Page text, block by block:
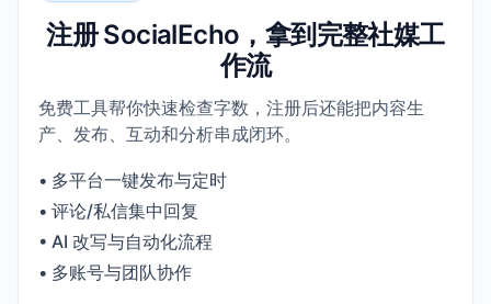
注册 SocialEcho，拿到完整社媒工
作流
免费工具帮你快速检查字数，注册后还能把内容生
产、发布、互动和分析串成闭环。
• 多平台一键发布与定时
• 评论/私信集中回复
• AI 改写与自动化流程
• 多账号与团队协作